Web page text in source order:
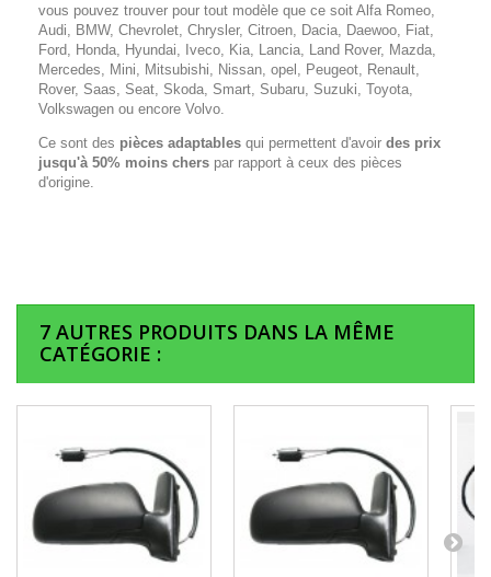
vous pouvez trouver pour tout modèle que ce soit Alfa Romeo,
Audi, BMW, Chevrolet, Chrysler, Citroen, Dacia, Daewoo, Fiat,
Ford, Honda, Hyundai, Iveco, Kia, Lancia, Land Rover, Mazda,
Mercedes, Mini, Mitsubishi, Nissan, opel, Peugeot, Renault,
Rover, Saas, Seat, Skoda, Smart, Subaru, Suzuki, Toyota,
Volkswagen ou encore Volvo.
Ce sont des pièces adaptables qui permettent d'avoir des prix
jusqu'à 50% moins chers par rapport à ceux des pièces
d'origine.
7 AUTRES PRODUITS DANS LA MÊME
CATÉGORIE :